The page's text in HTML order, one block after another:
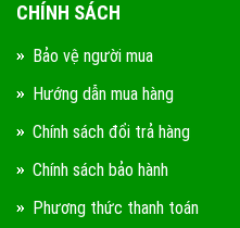
CHÍNH SÁCH
Bảo vệ người mua
Hướng dẫn mua hàng
Chính sách đổi trả hàng
Chính sách bảo hành
Phương thức thanh toán